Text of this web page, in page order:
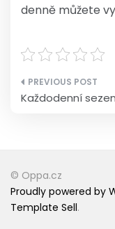
denně můžete
Navigace
Každodenní
© Oppa.cz
Proudly powered by
Template Sell.